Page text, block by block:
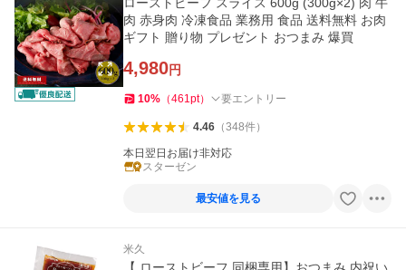
肉 赤身肉 冷凍食品 業務用 食品 送料無料 お肉
ギフト 贈り物 プレゼント おつまみ 爆買
4,980円
10% （461pt） 要エントリー
4.46（348件）
本日翌日お届け非対応
スターゼン
最安値を見る
米久